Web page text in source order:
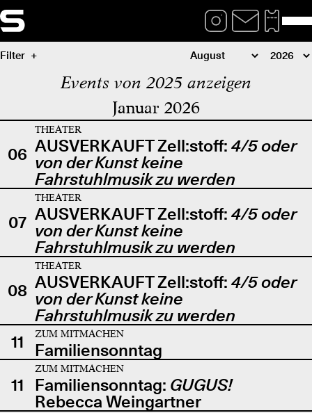
Filter
Events von 2025 anzeigen
Januar 2026
06
THEATER
AUSVERKAUFT Zell:stoff: 4/5 oder
von der Kunst keine
Fahrstuhlmusik zu werden
07
THEATER
AUSVERKAUFT Zell:stoff: 4/5 oder
von der Kunst keine
Fahrstuhlmusik zu werden
08
THEATER
AUSVERKAUFT Zell:stoff: 4/5 oder
von der Kunst keine
Fahrstuhlmusik zu werden
11
ZUM MITMACHEN
Familiensonntag
11
ZUM MITMACHEN
Familiensonntag: GUGUS!
Rebecca Weingartner